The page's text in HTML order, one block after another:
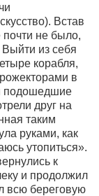
Встав
почти не было,
из себя
корабля,
в
подошедшие
друг на
таким
руками, как
утопиться».
к
и продолжил
всю береговую